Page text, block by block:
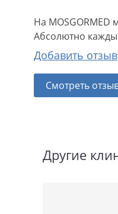
На
Абсолютно
Добавить отзыв
Смотреть
Другие